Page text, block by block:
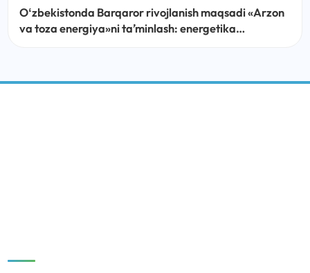
Oʻzbekistonda Barqaror rivojlanish maqsadi «Arzon
va toza energiya»ni taʼminlash: energetika